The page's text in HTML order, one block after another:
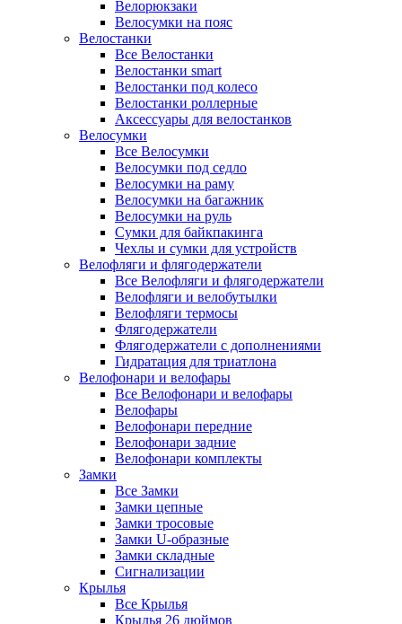
Велорюкзаки
Велосумки на пояс
Велостанки
Все Велостанки
Велостанки smart
Велостанки под колесо
Велостанки роллерные
Аксессуары для велостанков
Велосумки
Все Велосумки
Велосумки под седло
Велосумки на раму
Велосумки на багажник
Велосумки на руль
Сумки для байкпакинга
Чехлы и сумки для устройств
Велофляги и флягодержатели
Все Велофляги и флягодержатели
Велофляги и велобутылки
Велофляги термосы
Флягодержатели
Флягодержатели с дополнениями
Гидратация для триатлона
Велофонари и велофары
Все Велофонари и велофары
Велофары
Велофонари передние
Велофонари задние
Велофонари комплекты
Замки
Все Замки
Замки цепные
Замки тросовые
Замки U-образные
Замки складные
Сигнализации
Крылья
Все Крылья
Крылья 26 дюймов